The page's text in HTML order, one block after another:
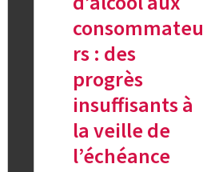
consommateu
rs : des
progrès
insuffisants à
la veille de
l’échéance